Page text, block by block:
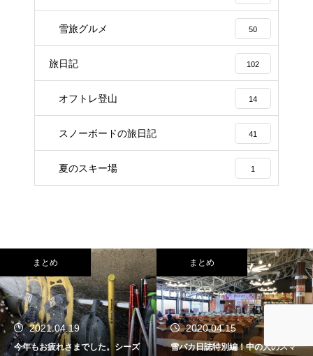
雪旅グルメ 50
旅日記 102
オフトレ登山 14
スノーボードの旅日記 41
夏のスキー場 1
まとめ
2020.04.15
雪バカ日誌特別編！中の人のスマ
まとめ
2016.11.18
スノーボード旅行での板の持ち運